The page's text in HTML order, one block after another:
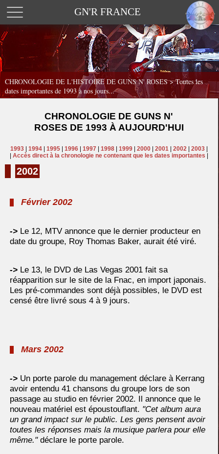
GN'R FRANCE
CHRONOLOGIE DE L'HISTOIRE DE GUNS N' ROSES >Toutes les
dates importantes de 1993 à nos jours...
CHRONOLOGIE DE GUNS N'
ROSES DE 1993 À AUJOURD'HUI
1993| 1994| 1995| 1996| 1997| 1998| 1999| 2000| 2001| 2002| 2003|
Accès direct à la chronologie ne contenant que les dates importantes
2002
Février 2002
-> Le 12, MTV annonce que le dernier producteur en
date du groupe, Roy Thomas Baker, aurait été viré.
-> Le 13, le DVD de Las Vegas 2001 fait sa
réapparition sur le site de la Fnac, en import japonais.
Les pré-commandes sont déjà possibles, le DVD est
censé être livré sous 4 à 9 jours.
Mars 2002
-> Un porte parole du management déclare à Kerrang
avoir entendu 41 chansons du groupe lors de son
passage au studio en février 2002. Il annonce que le
nouveau matériel est époustouflant. "Cet album aura
un grand impact sur le public. Les gens pensent avoir
toutes les réponses mais la musique parlera pour elle
même." déclare le porte parole.